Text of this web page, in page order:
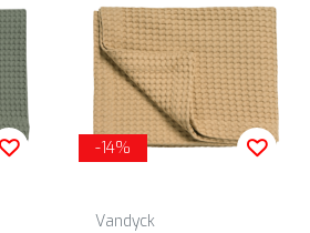
-14%
Vandyck